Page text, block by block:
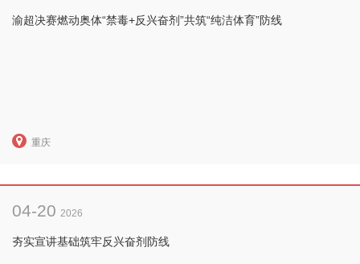
渝超决赛燃动奥体“禁毒+反兴奋剂”共筑“纯洁体育”防线
重庆
04-20 2026
夯实宣讲基础筑牢反兴奋剂防线